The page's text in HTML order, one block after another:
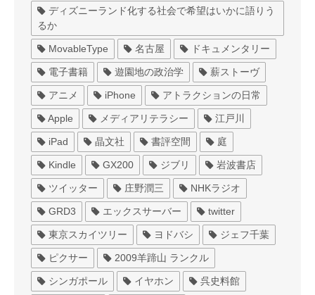
ディズニーランド化する社会で希望はいかに語りう
るか
MovableType 名古屋 ドキュメンタリー
電子書籍 遊園地の政治学 薪ストーヴ
アニメ iPhone アトラクションの日常
Apple メディアリテラシー 江戸川
iPad 晶文社 書評空間 庭
Kindle GX200 ジブリ 岩波書店
ツイッター 庄野潤三 NHKラジオ
GRD3 エックスサーバー twitter
東京スカイツリー ヨドバシ ジェフ千葉
ピクサー 2009羊蹄山 ランクル
シンガポール イヤホン 呉史料館